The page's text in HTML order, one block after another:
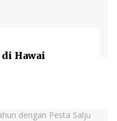
di Hawai